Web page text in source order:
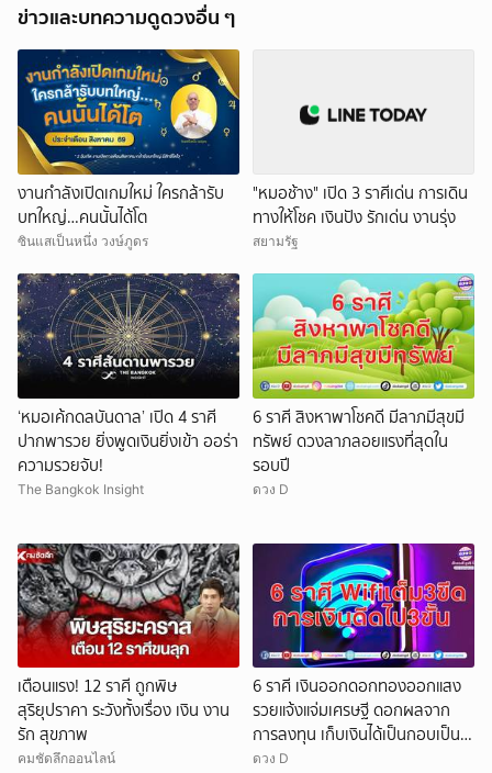
ข่าวและบทความดูดวงอื่น ๆ
งานกำลังเปิดเกมใหม่ ใครกล้ารับ
บทใหญ่…คนนั้นได้โต
ซินแสเป็นหนึ่ง วงษ์ภูดร
"หมอช้าง" เปิด 3 ราศีเด่น การเดิน
ทางให้โชค เงินปัง รักเด่น งานรุ่ง
สยามรัฐ
‘หมอเค้กดลบันดาล’ เปิด 4 ราศี
ปากพารวย ยิ่งพูดเงินยิ่งเข้า ออร่า
ความรวยจับ!
The Bangkok Insight
6 ราศี สิงหาพาโชคดี มีลาภมีสุขมี
ทรัพย์ ดวงลาภลอยแรงที่สุดใน
รอบปี
ดวง D
เตือนแรง! 12 ราศี ถูกพิษ
สุริยุปราคา ระวังทั้งเรื่อง เงิน งาน
รัก สุขภาพ
คมชัดลึกออนไลน์
6 ราศี เงินออกดอกทองออกแสง
รวยแจ้งแจ่มเศรษฐี ดอกผลจาก
การลงทุน เก็บเงินได้เป็นกอบเป็น
กำ
ดวง D